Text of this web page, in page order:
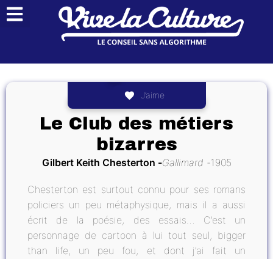
J’aime
Le Club des métiers
bizarres
Gilbert Keith Chesterton Gallimard 1905
Chesterton est surtout connu pour ses romans
policiers un peu métaphysique, mais il a aussi
écrit de la poésie, des essais… C’est un
personnage de cartoon à lui tout seul, bigger
than life, un peu fou, et dont j’ai fait un